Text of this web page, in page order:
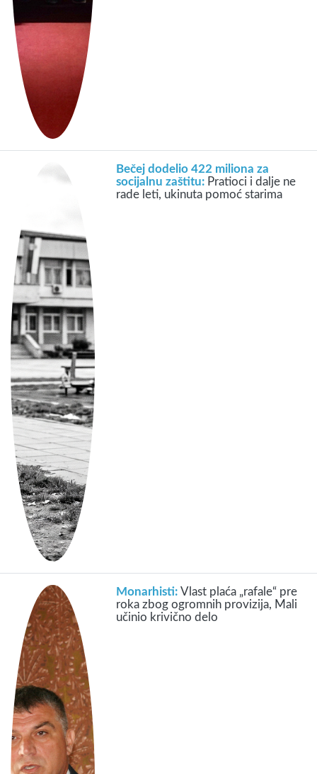
Bečej dodelio 422 miliona za
socijalnu zaštitu: Pratioci i dalje ne
rade leti, ukinuta pomoć starima
Monarhisti:Vlast plaća „rafale“ pre
roka zbog ogromnih provizija, Mali
učinio krivično delo